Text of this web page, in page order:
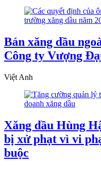
Bán xăng dầu
Công ty Vượng
Việt Anh
Xăng dầu Hùng
bị xử phạt vì vi
buộc